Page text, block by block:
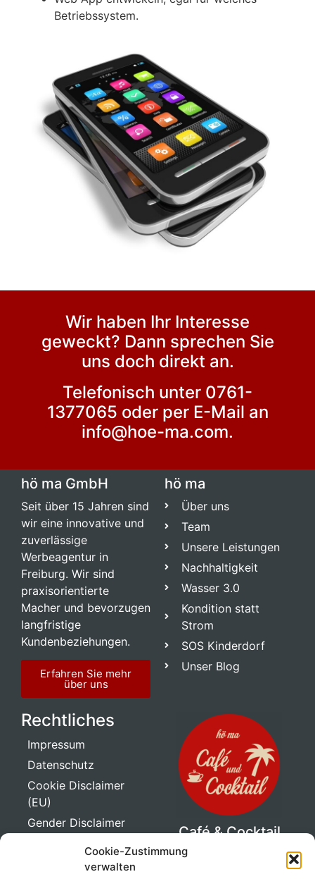
Cookie-Zustimmung
verwalten
Betriebssystem.
Wir haben Ihr Interesse
geweckt? Dann sprechen Sie
uns doch direkt an.
Telefonisch unter 0761-
1377065 oder per E-Mail an
info@hoe-ma.com.
hö ma GmbH
Seit über 15 Jahren sind
wir eine innovative und
zuverlässige
Werbeagentur in
Freiburg. Wir sind
praxisorientierte
Macher und bevorzugen
langfristige
Kundenbeziehungen.
Erfahren Sie mehr
über uns
hö ma
Über uns
Team
Unsere Leistungen
Nachhaltigkeit
Wasser 3.0
Kondition statt
Strom
SOS Kinderdorf
Unser Blog
Rechtliches
Impressum
Datenschutz
Cookie Disclaimer
(EU)
Gender Disclaimer
Café & Cocktail
Genuss auf drei